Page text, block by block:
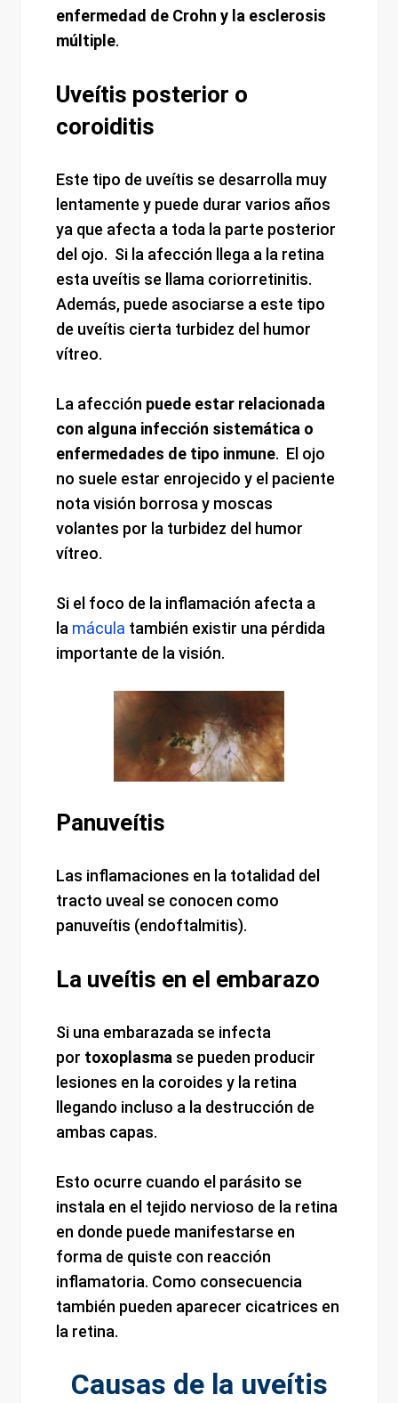
enfermedad de Crohn y la esclerosis
múltiple.
Uveítis posterior o
coroiditis
Este tipo de uveítis se desarrolla muy
lentamente y puede durar varios años
ya que afecta a toda la parte posterior
del ojo. Si la afección llega a la retina
esta uveítis se llama coriorretinitis.
Además, puede asociarse a este tipo
de uveítis cierta turbidez del humor
vítreo.
La afección puede estar relacionada
con alguna infección sistemática o
enfermedades de tipo inmune. El ojo
no suele estar enrojecido y el paciente
nota visión borrosa y moscas
volantes por la turbidez del humor
vítreo.
Si el foco de la inflamación afecta a
la mácula también existir una pérdida
importante de la visión.
Panuveítis
Las inflamaciones en la totalidad del
tracto uveal se conocen como
panuveítis (endoftalmitis).
La uveítis en el embarazo
Si una embarazada se infecta
por toxoplasma se pueden producir
lesiones en la coroides y la retina
llegando incluso a la destrucción de
ambas capas.
Esto ocurre cuando el parásito se
instala en el tejido nervioso de la retina
en donde puede manifestarse en
forma de quiste con reacción
inflamatoria. Como consecuencia
también pueden aparecer cicatrices en
la retina.
Causas de la uveítis